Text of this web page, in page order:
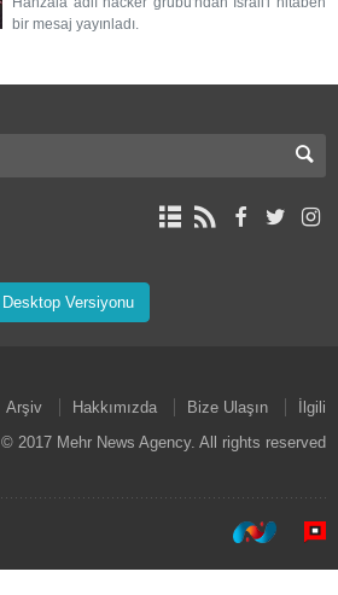
bir mesaj yayınladı.
Desktop Versiyonu
Arşiv Hakkımızda Bize Ulaşın
İlgili
© 2017 Mehr News Agency. All rights reserved